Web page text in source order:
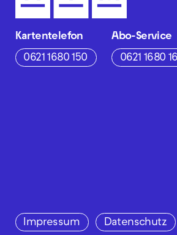
Kartentelefon
0621 1680 150
Abo-Service
0621 1680
Impressum Datenschutz